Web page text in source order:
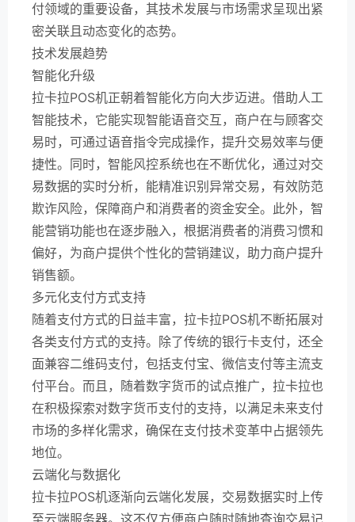
付领域的重要设备，其技术发展与市场需求呈现出紧
密关联且动态变化的态势。
技术发展趋势
智能化升级
拉卡拉POS机正朝着智能化方向大步迈进。借助人工
智能技术，它能实现智能语音交互，商户在与顾客交
易时，可通过语音指令完成操作，提升交易效率与便
捷性。同时，智能风控系统也在不断优化，通过对交
易数据的实时分析，能精准识别异常交易，有效防范
欺诈风险，保障商户和消费者的资金安全。此外，智
能营销功能也在逐步融入，根据消费者的消费习惯和
偏好，为商户提供个性化的营销建议，助力商户提升
销售额。
多元化支付方式支持
随着支付方式的日益丰富，拉卡拉POS机不断拓展对
各类支付方式的支持。除了传统的银行卡支付，还全
面兼容二维码支付，包括支付宝、微信支付等主流支
付平台。而且，随着数字货币的试点推广，拉卡拉也
在积极探索对数字货币支付的支持，以满足未来支付
市场的多样化需求，确保在支付技术变革中占据领先
地位。
云端化与数据化
拉卡拉POS机逐渐向云端化发展，交易数据实时上传